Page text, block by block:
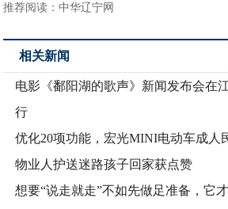
推荐阅读：中华辽宁网
相关新闻
电影《鄱阳湖的歌声》新闻发布会在
行
优化20项功能，宏光MINI电动车成人
物业人护送迷路孩子回家获点赞
想要“说走就走”不如先做足准备，它